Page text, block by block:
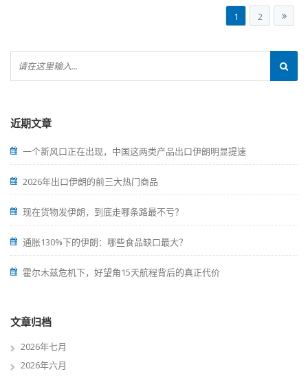
1 2
近期文章
一个新风口正在出现，中国这两类产品出口伊朗明显提速
2026年出口伊朗的前三大热门商品
现在货物发伊朗，到底走哪条路最不亏？
通胀130%下的伊朗：哪些食品缺口最大？
霍尔木兹危机下，好望角15天航程背后的真正代价
文章归档
2026年七月
2026年六月